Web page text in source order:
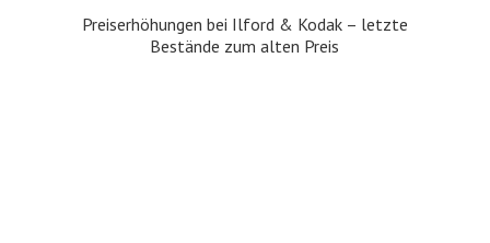
Preiserhöhungen bei Ilford & Kodak – letzte
Bestände zumalten Preis